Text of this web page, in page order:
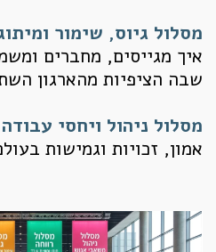
מסלול גיוס, שימור
איך מגייסים, מחברים
שבה הציפיות מהארגון
מסלול ניהול ויחסי עבודה
אמון, זכויות וגמישות